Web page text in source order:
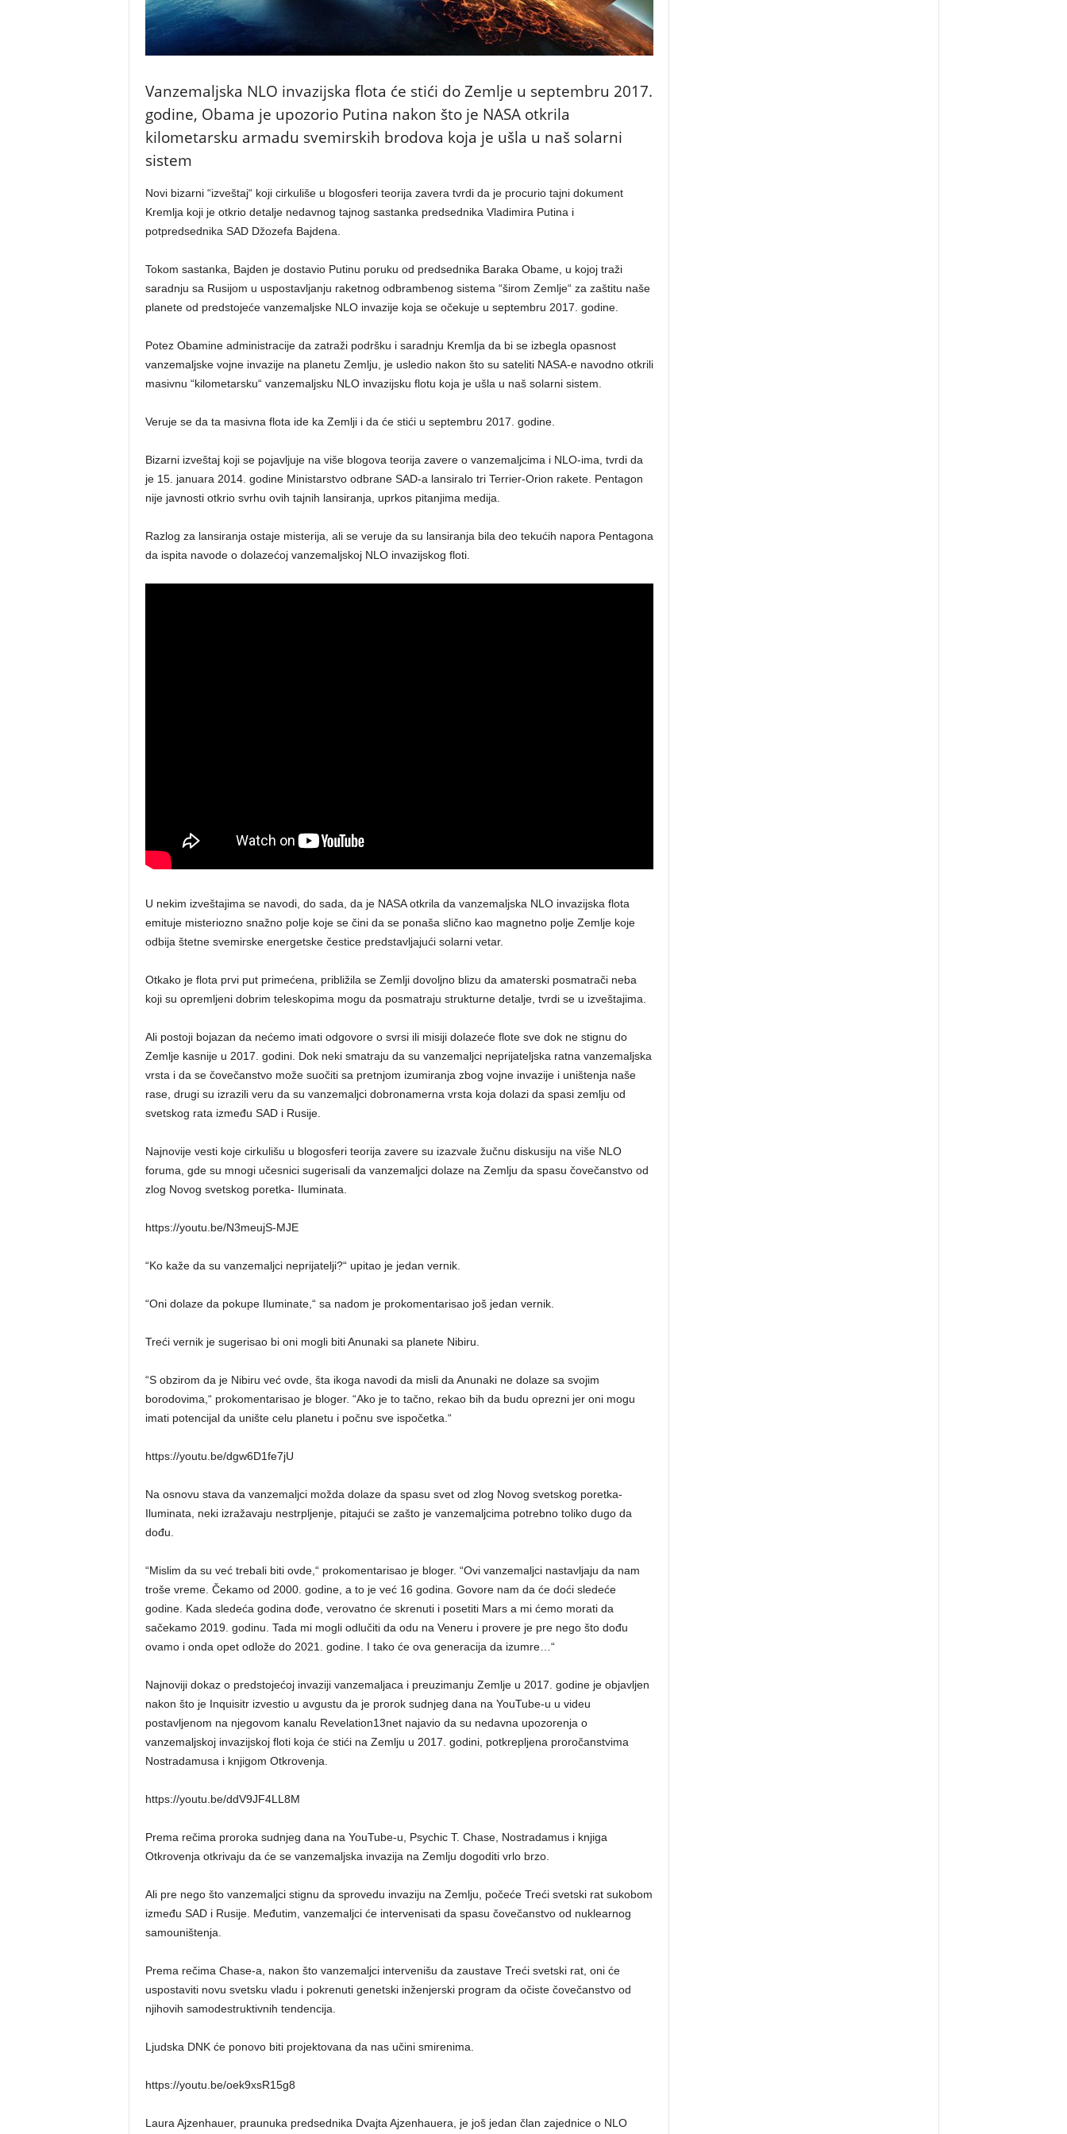
Vanzemaljska NLO invazijska flota će stići do Zemlje u septembru 2017.
godine, Obama je upozorio Putina nakon što je NASA otkrila
kilometarsku armadu svemirskih brodova koja je ušla u naš solarni
sistem
Novi bizarni “izveštaj“ koji cirkuliše u blogosferi teorija zavera tvrdi da je procurio tajni dokument
Kremlja koji je otkrio detalje nedavnog tajnog sastanka predsednika Vladimira Putina i
potpredsednika SAD Džozefa Bajdena.
Tokom sastanka, Bajden je dostavio Putinu poruku od predsednika Baraka Obame, u kojoj traži
saradnju sa Rusijom u uspostavljanju raketnog odbrambenog sistema “širom Zemlje“ za zaštitu naše
planete od predstojeće vanzemaljske NLO invazije koja se očekuje u septembru 2017. godine.
Potez Obamine administracije da zatraži podršku i saradnju Kremlja da bi se izbegla opasnost
vanzemaljske vojne invazije na planetu Zemlju, je usledio nakon što su sateliti NASA-e navodno otkrili
masivnu “kilometarsku“ vanzemaljsku NLO invazijsku flotu koja je ušla u naš solarni sistem.
Veruje se da ta masivna flota ide ka Zemlji i da će stići u septembru 2017. godine.
Bizarni izveštaj koji se pojavljuje na više blogova teorija zavere o vanzemaljcima i NLO-ima, tvrdi da
je 15. januara 2014. godine Ministarstvo odbrane SAD-a lansiralo tri Terrier-Orion rakete. Pentagon
nije javnosti otkrio svrhu ovih tajnih lansiranja, uprkos pitanjima medija.
Razlog za lansiranja ostaje misterija, ali se veruje da su lansiranja bila deo tekućih napora Pentagona
da ispita navode o dolazećoj vanzemaljskoj NLO invazijskog floti.
U nekim izveštajima se navodi, do sada, da je NASA otkrila da vanzemaljska NLO invazijska flota
emituje misteriozno snažno polje koje se čini da se ponaša slično kao magnetno polje Zemlje koje
odbija štetne svemirske energetske čestice predstavljajući solarni vetar.
Otkako je flota prvi put primećena, približila se Zemlji dovoljno blizu da amaterski posmatrači neba
koji su opremljeni dobrim teleskopima mogu da posmatraju strukturne detalje, tvrdi se u izveštajima.
Ali postoji bojazan da nećemo imati odgovore o svrsi ili misiji dolazeće flote sve dok ne stignu do
Zemlje kasnije u 2017. godini. Dok neki smatraju da su vanzemaljci neprijateljska ratna vanzemaljska
vrsta i da se čovečanstvo može suočiti sa pretnjom izumiranja zbog vojne invazije i uništenja naše
rase, drugi su izrazili veru da su vanzemaljci dobronamerna vrsta koja dolazi da spasi zemlju od
svetskog rata između SAD i Rusije.
Najnovije vesti koje cirkulišu u blogosferi teorija zavere su izazvale žučnu diskusiju na više NLO
foruma, gde su mnogi učesnici sugerisali da vanzemaljci dolaze na Zemlju da spasu čovečanstvo od
zlog Novog svetskog poretka- Iluminata.
https://youtu.be/N3meujS-MJE
“Ko kaže da su vanzemaljci neprijatelji?“ upitao je jedan vernik.
“Oni dolaze da pokupe Iluminate,“ sa nadom je prokomentarisao još jedan vernik.
Treći vernik je sugerisao bi oni mogli biti Anunaki sa planete Nibiru.
“S obzirom da je Nibiru već ovde, šta ikoga navodi da misli da Anunaki ne dolaze sa svojim
borodovima,“ prokomentarisao je bloger. “Ako je to tačno, rekao bih da budu oprezni jer oni mogu
imati potencijal da unište celu planetu i počnu sve ispočetka.“
https://youtu.be/dgw6D1fe7jU
Na osnovu stava da vanzemaljci možda dolaze da spasu svet od zlog Novog svetskog poretka-
Iluminata, neki izražavaju nestrpljenje, pitajući se zašto je vanzemaljcima potrebno toliko dugo da
dođu.
“Mislim da su već trebali biti ovde,“ prokomentarisao je bloger. “Ovi vanzemaljci nastavljaju da nam
troše vreme. Čekamo od 2000. godine, a to je već 16 godina. Govore nam da će doći sledeće
godine. Kada sledeća godina dođe, verovatno će skrenuti i posetiti Mars a mi ćemo morati da
sačekamo 2019. godinu. Tada mi mogli odlučiti da odu na Veneru i provere je pre nego što dođu
ovamo i onda opet odlože do 2021. godine. I tako će ova generacija da izumre…“
Najnoviji dokaz o predstojećoj invaziji vanzemaljaca i preuzimanju Zemlje u 2017. godine je objavljen
nakon što je Inquisitr izvestio u avgustu da je prorok sudnjeg dana na YouTube-u u videu
postavljenom na njegovom kanalu Revelation13net najavio da su nedavna upozorenja o
vanzemaljskoj invazijskoj floti koja će stići na Zemlju u 2017. godini, potkrepljena proročanstvima
Nostradamusa i knjigom Otkrovenja.
https://youtu.be/ddV9JF4LL8M
Prema rečima proroka sudnjeg dana na YouTube-u, Psychic T. Chase, Nostradamus i knjiga
Otkrovenja otkrivaju da će se vanzemaljska invazija na Zemlju dogoditi vrlo brzo.
Ali pre nego što vanzemaljci stignu da sprovedu invaziju na Zemlju, počeće Treći svetski rat sukobom
između SAD i Rusije. Međutim, vanzemaljci će intervenisati da spasu čovečanstvo od nuklearnog
samouništenja.
Prema rečima Chase-a, nakon što vanzemaljci intervenišu da zaustave Treći svetski rat, oni će
uspostaviti novu svetsku vladu i pokrenuti genetski inženjerski program da očiste čovečanstvo od
njihovih samodestruktivnih tendencija.
Ljudska DNK će ponovo biti projektovana da nas učini smirenima.
https://youtu.be/oek9xsR15g8
Laura Ajzenhauer, praunuka predsednika Dvajta Ajzenhauera, je još jedan član zajednice o NLO